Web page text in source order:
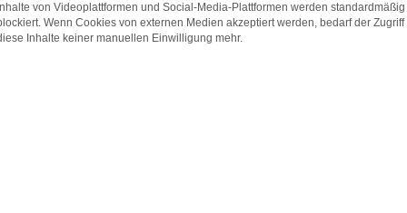
Verantwortlichkeit für den negativen
Gesäßes. Nach der Operation war nicht nur
hatte Schmerzen beim Sitzen, beim
möglich, desgleichen das Liegen und Sitzen
Inhalte von Videoplattformen und Social-Media-Plattformen werden standardmäßig
Wenn Cookies von externen Medien akzeptiert werden, bedarf der Zugriff
Inhalte keiner manuellen Einwilligung mehr.